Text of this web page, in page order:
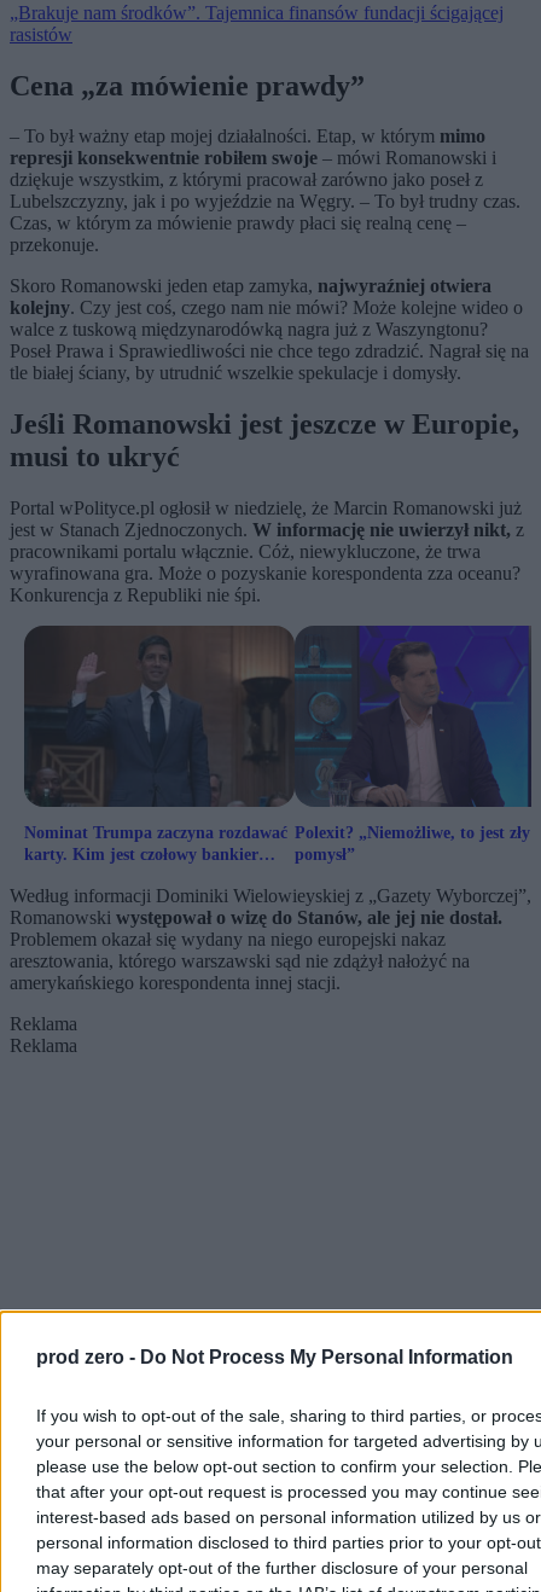
prod zero - Do Not Process My Personal Information
If you wish to opt-out of the sale, sharing to third parties, or
your personal or sensitive information for targeted advertising by
please use the below opt-out section to confirm your selection.
that after your opt-out request is processed you may continue
interest-based ads based on personal information utilized by us or
personal information disclosed to third parties prior to your opt-
may separately opt-out of the further disclosure of your personal
„Brakuje nam środków”. Tajemnica finansów fundacji ścigającej
rasistów
Cena „za mówienie prawdy”
– To był ważny etap mojej działalności. Etap, w którym mimo
represji konsekwentnie robiłem swoje – mówi Romanowski i
dziękuje wszystkim, z którymi pracował zarówno jako poseł z
Lubelszczyzny, jak i po wyjeździe na Węgry. – To był trudny czas.
Czas, w którym za mówienie prawdy płaci się realną cenę –
przekonuje.
Skoro Romanowski jeden etap zamyka, najwyraźniej otwiera
kolejny. Czy jest coś, czego nam nie mówi? Może kolejne wideo o
walce z tuskową międzynarodówką nagra już z Waszyngtonu?
Poseł Prawa i Sprawiedliwości nie chce tego zdradzić. Nagrał się na
tle białej ściany, by utrudnić wszelkie spekulacje i domysły.
Jeśli Romanowski jest jeszcze w Europie,
musi to ukryć
Portal wPolityce.pl ogłosił w niedzielę, że Marcin Romanowski już
jest w Stanach Zjednoczonych. W informację nie uwierzył nikt, z
pracownikami portalu włącznie. Cóż, niewykluczone, że trwa
wyrafinowana gra. Może o pozyskanie korespondenta zza oceanu?
Konkurencja z Republiki nie śpi.
Nominat Trumpa zaczyna rozdawać
karty. Kim jest czołowy bankier
Polexit? „Niemożliwe, to jest zły
pomysł”
Według informacji Dominiki Wielowieyskiej z „Gazety Wyborczej”,
Romanowski występował o wizę do Stanów, ale jej nie dostał.
Problemem okazał się wydany na niego europejski nakaz
aresztowania, którego warszawski sąd nie zdążył nałożyć na
amerykańskiego korespondenta innej stacji.
Reklama
Reklama